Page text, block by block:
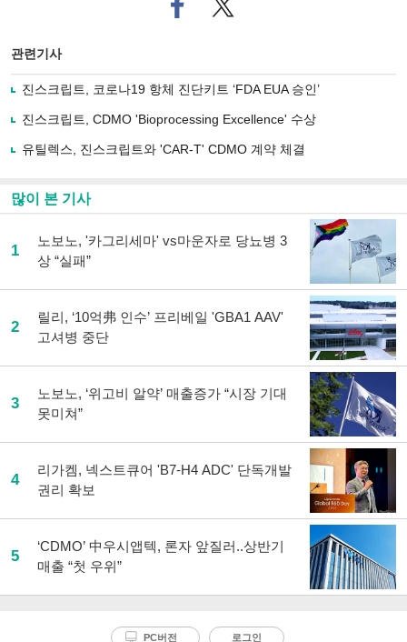
이
로
기
사
유
터로
관련기사
진스크립트, 코로나19 항체 진단키트 ‘FDA EUA 승인’
진스크립트, CDMO 'Bioprocessing Excellence' 수상
유틸렉스, 진스크립트와 'CAR-T' CDMO 계약 체결
많이 본 기사
1
노보노, '카그리세마' vs마운자로 당뇨병 3
상 “실패”
2
릴리, ‘10억弗 인수’ 프리베일 'GBA1 AAV'
고셔병 중단
3
노보노, ‘위고비 알약’ 매출증가 “시장 기대
못미쳐”
4
리가켐, 넥스트큐어 'B7-H4 ADC' 단독개발
권리 확보
5
‘CDMO’ 中우시앱텍, 론자 앞질러..상반기
매출 “첫 우위”
PC버전 로그인